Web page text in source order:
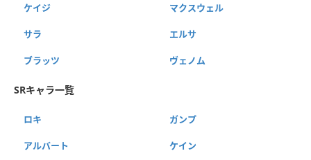
ケイジ マクスウェル
サラ エルサ
ブラッツ ヴェノム
SRキャラ一覧
ロキ ガンプ
アルバート ケイン